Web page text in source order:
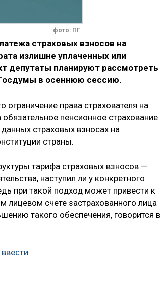
фото: ПГ
страховых взносов на
излишне уплаченных или
депутаты планируют рассмотреть
в осеннюю сессию.
права страхователя на
пенсионное страхование
страховых взносах на
страны.
тарифа страховых взносов —
наступил ли у конкретного
при такой подход может привести к
лицевом счете застрахованного лица
такого обеспечения, говорится в